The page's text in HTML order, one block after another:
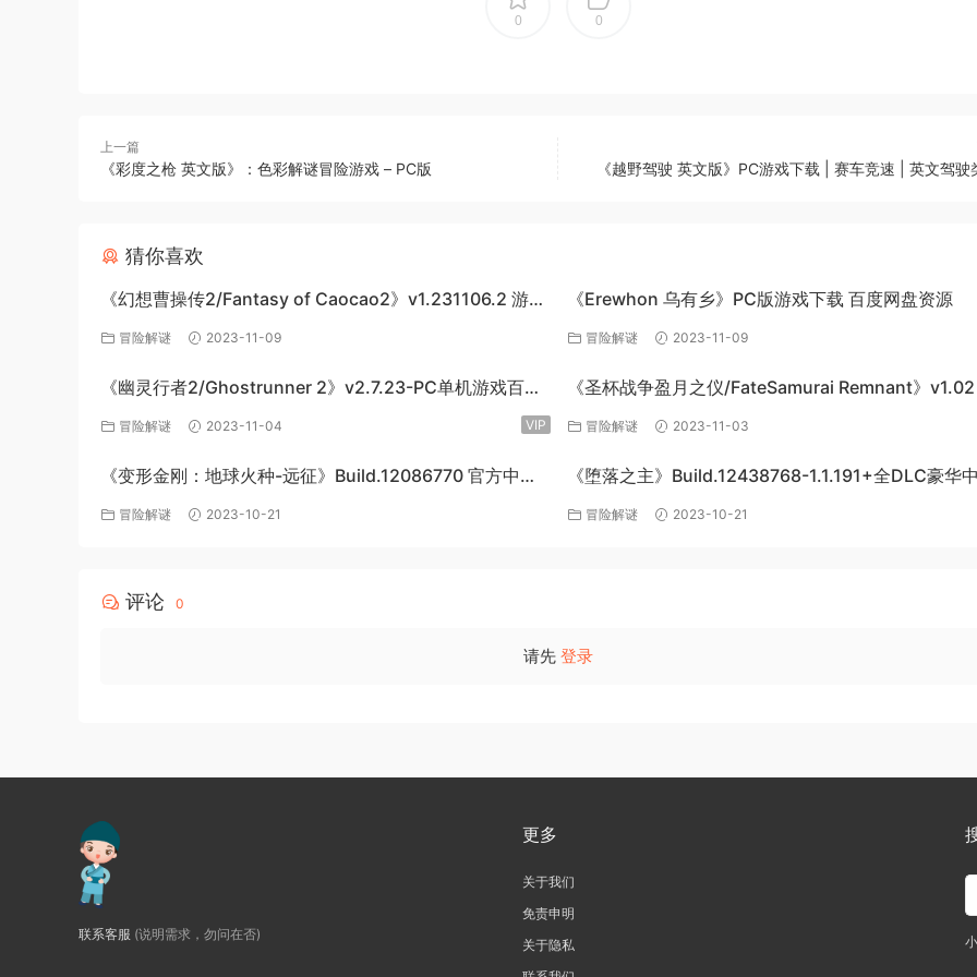
0 0
上一篇
《彩度之枪 英文版》：色彩解谜冒险游戏 – PC版 《越野驾驶 英文版》PC游戏下载 | 赛车竞速 | 英文驾驶
猜你喜欢
《幻想曹操传2/Fantasy of Caocao2》v1.231106.2 游戏
下载与介绍
冒险解谜 2023-11-09
《Erewhon 乌有乡》PC版游戏下载 百度网盘资源
冒险解谜 2023-11-09
《幽灵行者2/Ghostrunner 2》v2.7.23-PC单机游戏百度
网盘下载
冒险解谜 2023-11-04 VIP
《圣杯战争盈月之仪/FateSamurai Remnant》
单机游戏下载
冒险解谜 2023-11-03
《变形金刚：地球火种-远征》Build.12086770 官方中文
版 百度网盘免费下载
冒险解谜 2023-10-21
《堕落之主》Build.12438768-1.1.191+全DLC豪华
下载冒险解谜 2023-10-21
评论 0
请先 登录
联系客服 (说明需求，勿问在否)
更多
关于我们
免责申明
关于隐私